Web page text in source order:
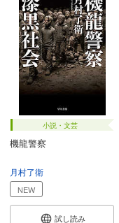
小説・文芸
機龍警察
月村了衛
NEW
試し読み